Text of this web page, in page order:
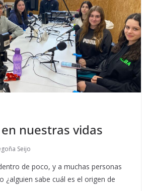
nuestras vidas
Seijo
de poco, y a muchas personas
¿alguien sabe cuál es el origen de